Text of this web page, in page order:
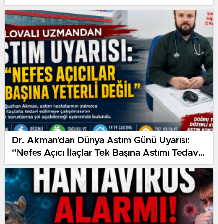
Çözümleri Dikkat Çekiyor
Dr. Akman’dan Dünya Astım Günü Uyarısı:
“Nefes Açıcı İlaçlar Tek Başına Astımı Tedavi
Etmez”